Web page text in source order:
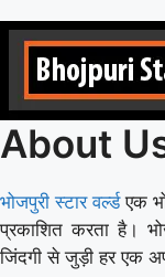
About
भोजपुरी स्टार वर्ल्डएक
प्रकाशित करता है।
जिंदगी से जुड़ी हर एक